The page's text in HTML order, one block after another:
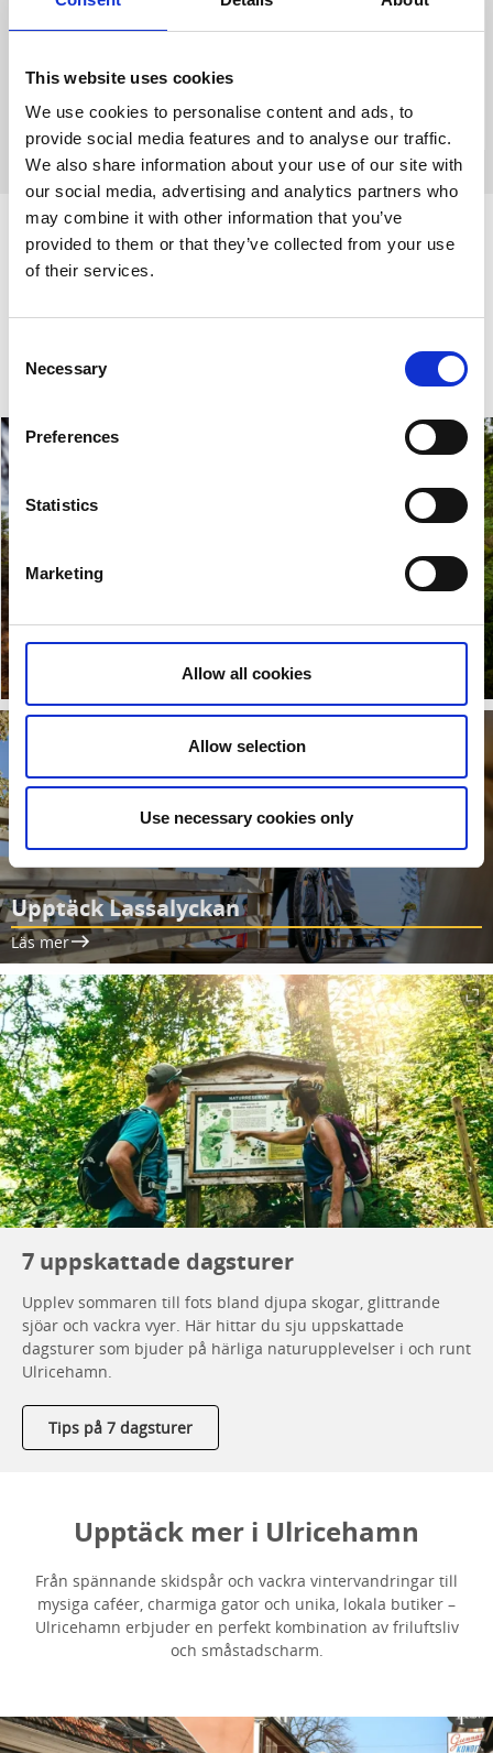
This website uses cookies
We use cookies to personalise content and ads, to
provide social media features and to analyse our traffic.
We also share information about your use of our site with
our social media, advertising and analytics partners who
may combine it with other information that you’ve
provided to them or that they’ve collected from your use
of their services.
Selection
Necessary
Preferences
Statistics
Marketing
Allow all cookies
Allow selection
Use necessary cookies only
Nära naturen, nära äventyret
längdåkning och snöklädda vidder – allt inom räckhåll från
Vandra Cykla
Läs mer
Upptäck Lassalyckan
Läs mer
7 uppskattade dagsturer
Upplev sommaren till fots bland djupa skogar, glittrande
sjöar och vackra vyer. Här hittar du sju uppskattade
dagsturer som bjuder på härliga naturupplevelser i och runt
Ulricehamn.
Tips på 7 dagsturer
Upptäck mer i Ulricehamn
Från spännande skidspår och vackra vintervandringar till
mysiga caféer, charmiga gator och unika, lokala butiker –
Ulricehamn erbjuder en perfekt kombination av friluftsliv
och småstadscharm.